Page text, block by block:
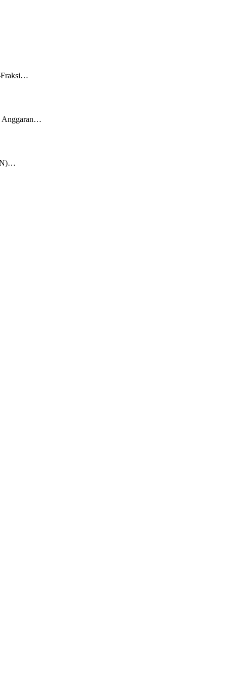
Fraksi…
Anggaran…